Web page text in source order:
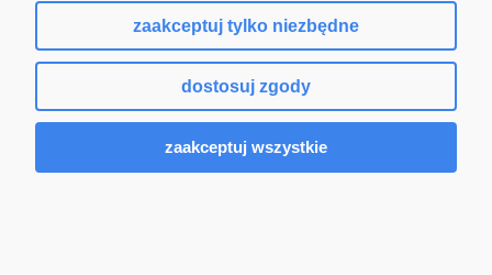
LUXUS DECOR|Mniszek 7A|28-366 Małogoszcz|TEL:509-636-356
zaakceptuj tylko niezbędne
dostosuj zgody
zaakceptuj wszystkie